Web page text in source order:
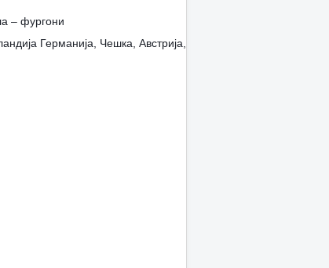
– фургони
Германија, Чешка, Австрија,